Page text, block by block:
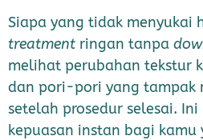
Siapa yang tidak menyukai
treatment ringan tanpa
melihat perubahan tekstur
dan pori-pori yang tampak
setelah prosedur selesai.
kepuasan instan bagi